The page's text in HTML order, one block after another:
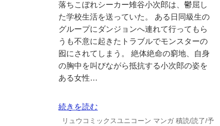
落ちこぼれシーカー雉谷小次郎は、鬱屈し
た学校生活を送っていた。 ある日同級生の
グループにダンジョンへ連れて行ってもら
うも不意に起きたトラブルでモンスターの
囮にされてしまう。 絶体絶命の窮地、自身
の胸中を叫びながら抵抗する小次郎の姿を
ある女性…
続きを読む
リュウコミックスユニコーン マンガ 積読/読了/予